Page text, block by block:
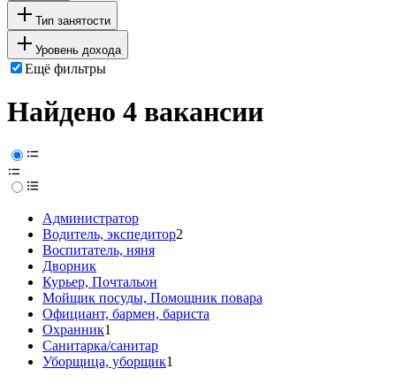
Тип занятости
Уровень дохода
Ещё фильтры
Найдено 4 вакансии
Администратор
Водитель, экспедитор2
Воспитатель, няня
Дворник
Курьер, Почтальон
Мойщик посуды, Помощник повара
Официант, бармен, бариста
Охранник1
Санитарка/санитар
Уборщица, уборщик1